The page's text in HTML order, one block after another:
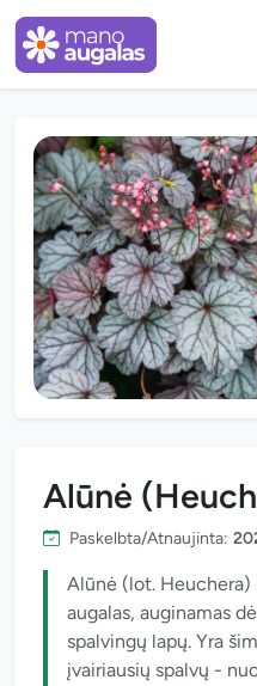
Alūnė
Paskelbta/Atnaujinta:
Alūnė (lot.
augalas, auginamas
spalvingų lapų. Yra
įvairiausių spalvų -